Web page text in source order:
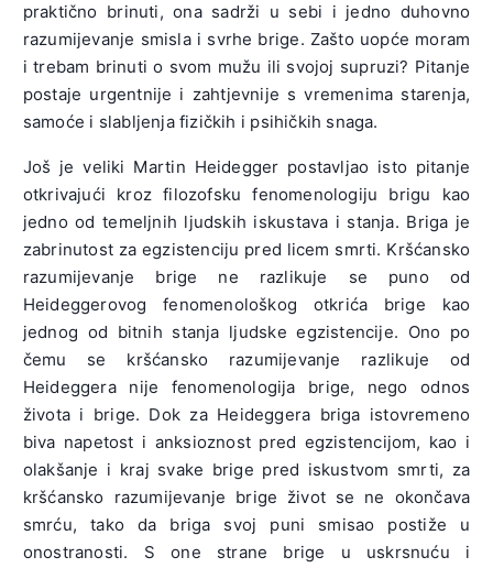
praktično brinuti, ona sadrži u sebi i jedno duhovno
razumijevanje smisla i svrhe brige. Zašto uopće moram
i trebam brinuti o svom mužu ili svojoj supruzi? Pitanje
postaje urgentnije i zahtjevnije s vremenima starenja,
samoće i slabljenja fizičkih i psihičkih snaga.
Još je veliki Martin Heidegger postavljao isto pitanje
otkrivajući kroz filozofsku fenomenologiju brigu kao
jedno od temeljnih ljudskih iskustava i stanja. Briga je
zabrinutost za egzistenciju pred licem smrti. Kršćansko
razumijevanje brige ne razlikuje se puno od
Heideggerovog fenomenološkog otkrića brige kao
jednog od bitnih stanja ljudske egzistencije. Ono po
čemu se kršćansko razumijevanje razlikuje od
Heideggera nije fenomenologija brige, nego odnos
života i brige. Dok za Heideggera briga istovremeno
biva napetost i anksioznost pred egzistencijom, kao i
olakšanje i kraj svake brige pred iskustvom smrti, za
kršćansko razumijevanje brige život se ne okončava
smrću, tako da briga svoj puni smisao postiže u
onostranosti. S one strane brige u uskrsnuću i